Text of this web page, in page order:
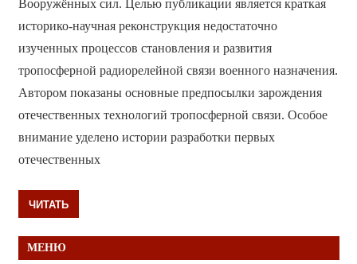
Вооружённых сил. Целью публикации является краткая
историко-научная реконструкция недостаточно
изученных процессов становления и развития
тропосферной радиорелейной связи военного назначения.
Автором показаны основные предпосылки зарождения
отечественных технологий тропосферной связи. Особое
внимание уделено истории разработки первых
отечественных
ЧИТАТЬ
МЕНЮ